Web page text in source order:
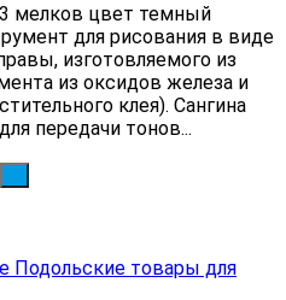
мелков цвет темный
для рисования в виде
изготовляемого из
из оксидов железа и
клея). Сангина
передачи тонов...